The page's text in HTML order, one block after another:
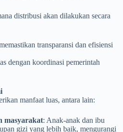
distribusi akan dilakukan secara
transparansi dan efisiensi
dengan koordinasi pemerintah
manfaat luas, antara lain:
masyarakat: Anak-anak dan ibu
gizi yang lebih baik, mengurangi